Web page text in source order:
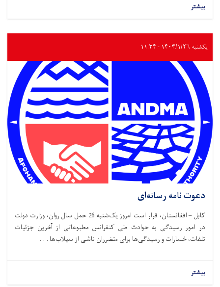
بیشتر
یکشنبه ۱۴۰۳/۱/۲۶ - ۱۱:۳۴
دعوت نامه رسانه‌ای
کابل – افغانستان، قرار است امروز یک‌شنبه 26 حمل سال روان، وزارت دولت
در امور رسیدگی به حوادث طی کنفرانس مطبوعاتی از آخرین جزئیات
تلفات، خسارات و رسیدگی‌ها برای متضرران ناشی از سیلاب‌ها . . .
بیشتر